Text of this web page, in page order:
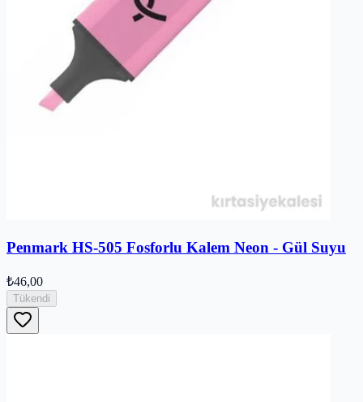
Penmark HS-505 Fosforlu Kalem Neon - Gül Suyu
₺46,00
Tükendi